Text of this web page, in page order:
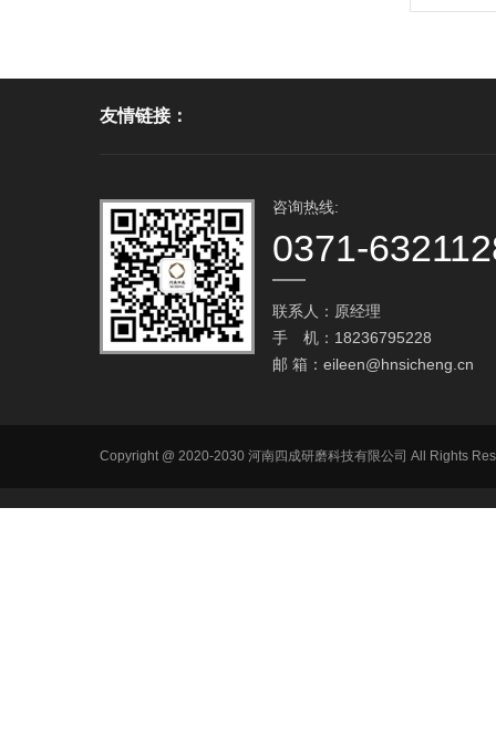
友情链接：
咨询热线:
0371-
联系人：原经理
手 机：18236795228
邮 箱： eileen@hnsicheng.cn
Copyright @ 2020-2030 河南四成研磨科技有限公司 All Rights